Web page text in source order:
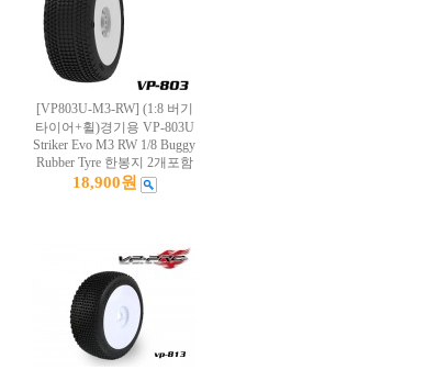
[VP803U-M3-RW] (1:8 버기
타이어+휠)경기용 VP-803U
Striker Evo M3 RW 1/8 Buggy
Rubber Tyre 한봉지 2개포함
18,900원